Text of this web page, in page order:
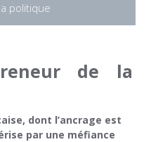
politique
de la
dont l’ancrage est
par une méfiance